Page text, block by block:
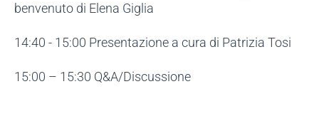
benvenuto di Elena Giglia
14:40 - 15:00 Presentazione a cura di Patrizia Tosi
15:00 – 15:30 Q&A/Discussione